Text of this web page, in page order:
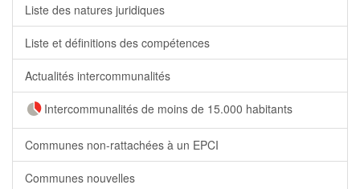
Liste des natures juridiques
Liste et définitions des compétences
Actualités intercommunalités
Intercommunalités de moins de 15.000 habitants
Communes non-rattachées à un EPCI
Communes nouvelles